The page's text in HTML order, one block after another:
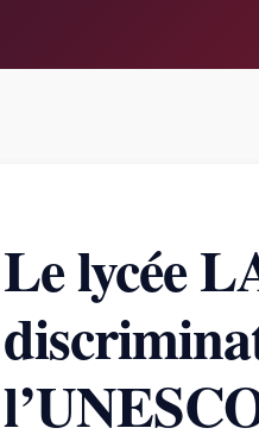
Le lycée